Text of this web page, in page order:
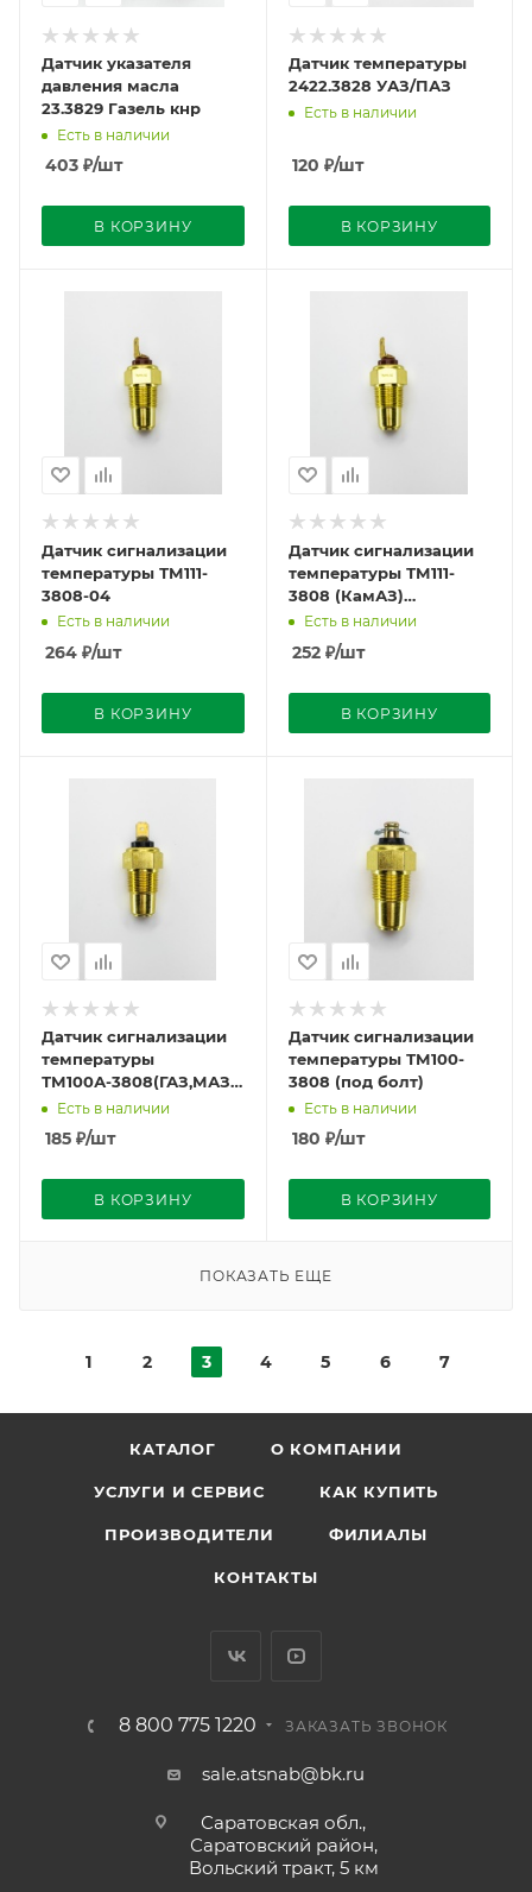
Датчик указателя
давления масла
23.3829 Газель кнр
Есть в наличии
403 ₽/шт
В КОРЗИНУ
Датчик температуры
2422.3828 УАЗ/ПАЗ
Есть в наличии
120 ₽/шт
В КОРЗИНУ
Датчик сигнализации
температуры ТМ111-
3808-04
Есть в наличии
264 ₽/шт
В КОРЗИНУ
Датчик сигнализации
температуры ТМ111-
3808 (КамАЗ)
Автоэлектрика
Есть в наличии
252₽/шт
В КОРЗИНУ
Датчик сигнализации
температуры
ТМ100А-3808(ГАЗ,МАЗ)
(под штырь)
Есть в наличии
185 ₽/шт
В КОРЗИНУ
Датчик сигнализации
температуры ТМ100-
3808 (под болт)
Есть в наличии
180 ₽/шт
В КОРЗИНУ
ПОКАЗАТЬ ЕЩЕ
1 2 3 4 5 6 7
КАТАЛОГ О КОМПАНИИ
УСЛУГИ И СЕРВИС КАК КУПИТЬ
ПРОИЗВОДИТЕЛИ ФИЛИАЛЫ
КОНТАКТЫ
8 800 775 1220 ЗАКАЗАТЬ ЗВОНОК
sale.atsnab@bk.ru
Саратовская обл.,
Саратовский район,
Вольский тракт, 5 км